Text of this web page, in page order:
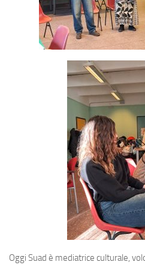
Oggi Suad è mediatrice culturale,